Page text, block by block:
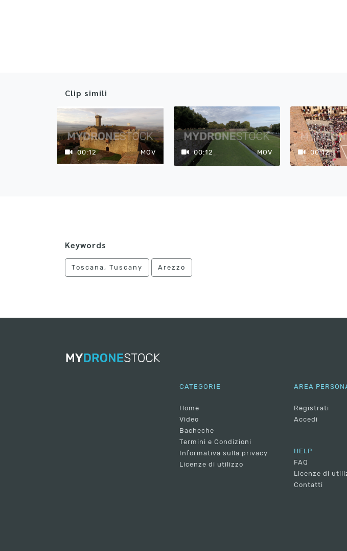
Clip simili
00:12 MOV 00:12 MOV 00:12
Keywords
Toscana, Tuscany Arezzo
CATEGORIE
Home
Video
Bacheche
Termini e Condizioni
Informativa sulla privacy
Licenze di utilizzo
AREA
Registrati
Accedi
HELP
FAQ
Licenze di
Contatti